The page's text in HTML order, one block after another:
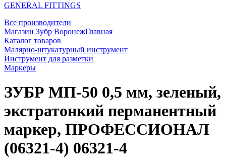
GENERAL FITTINGS
Все производители
Магазин Зубр ВоронежГлавная
Каталог товаров
Малярно-штукатурный инструмент
Инструмент для разметки
Маркеры
ЗУБР МП-50 0,5 мм, зеленый,
экстратонкий перманентный
маркер, ПРОФЕССИОНАЛ
(06321-4) 06321-4